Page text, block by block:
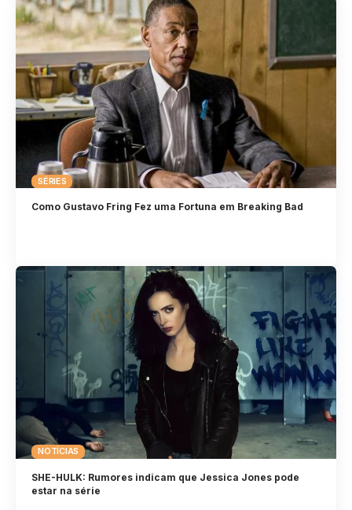
SÉRIES
Como Gustavo Fring Fez uma Fortuna em Breaking Bad
NOTÍCIAS
SHE-HULK: Rumores indicam que Jessica Jones pode
estar na série